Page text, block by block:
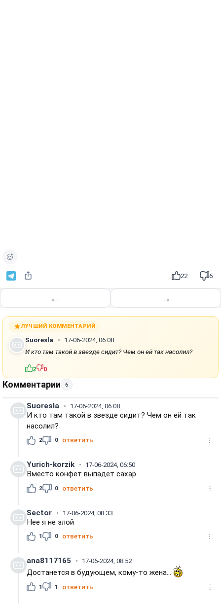
22 6
← →
ЛУЧШИЙ КОММЕНТАРИЙ
Suoresla
17-06-2024, 06:08
И кто там такой в звезде сидит? Чем он ей так насолил?
2 0
Комментарии 6
Suoresla 17-06-2024, 06:08
И кто там такой в звезде сидит? Чем он ей так
насолил?
2 0 ответить
Yurich-korzik 17-06-2024, 06:50
Вместо конфет выпадет сахар
2 0 ответить
Sector 17-06-2024, 08:33
Нее я не злой
1 0 ответить
ana8117165 17-06-2024, 08:52
Достанется в будующем, кому-то жена...
1 1 ответить